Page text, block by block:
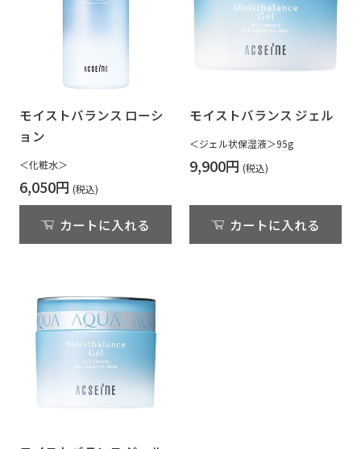
モイストバランス ローシ
ョン
＜化粧水＞
6,050円
カートに入れる
モイストバランス ジェル
＜ジェル状保湿液＞95g
9,900円
カートに入れる